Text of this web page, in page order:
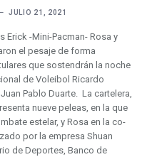
JULIO 21, 2021
Erick -Mini-Pacman- Rosa y
el pesaje de forma
que sostendrán la noche
de Voleibol Ricardo
Pablo Duarte. La cartelera,
nueve peleas, en la que
estelar, y Rosa en la co-
por la empresa Shuan
de Deportes, Banco de